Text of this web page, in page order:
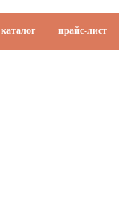
каталог прайс-лист